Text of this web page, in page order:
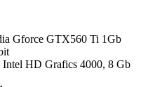
Gforce GTX560 Ti 1Gb
HD Grafics 4000, 8 Gb